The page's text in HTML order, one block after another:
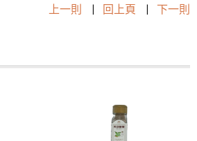
上一則 | 回上頁 | 下一則